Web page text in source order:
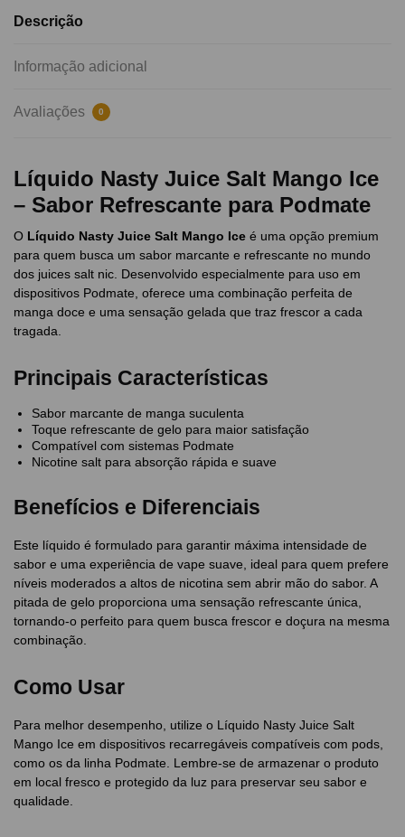
Descrição
Informação adicional
Avaliações 0
Líquido Nasty Juice Salt Mango Ice
– Sabor Refrescante para Podmate
O Líquido Nasty Juice Salt Mango Ice é uma opção premium
para quem busca um sabor marcante e refrescante no mundo
dos juices salt nic. Desenvolvido especialmente para uso em
dispositivos Podmate, oferece uma combinação perfeita de
manga doce e uma sensação gelada que traz frescor a cada
tragada.
Principais Características
Sabor marcante de manga suculenta
Toque refrescante de gelo para maior satisfação
Compatível com sistemas Podmate
Nicotine salt para absorção rápida e suave
Benefícios e Diferenciais
Este líquido é formulado para garantir máxima intensidade de
sabor e uma experiência de vape suave, ideal para quem prefere
níveis moderados a altos de nicotina sem abrir mão do sabor. A
pitada de gelo proporciona uma sensação refrescante única,
tornando-o perfeito para quem busca frescor e doçura na mesma
combinação.
Como Usar
Para melhor desempenho, utilize o Líquido Nasty Juice Salt
Mango Ice em dispositivos recarregáveis compatíveis com pods,
como os da linha Podmate. Lembre-se de armazenar o produto
em local fresco e protegido da luz para preservar seu sabor e
qualidade.